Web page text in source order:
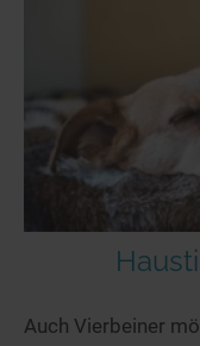
Auch Vierbeiner